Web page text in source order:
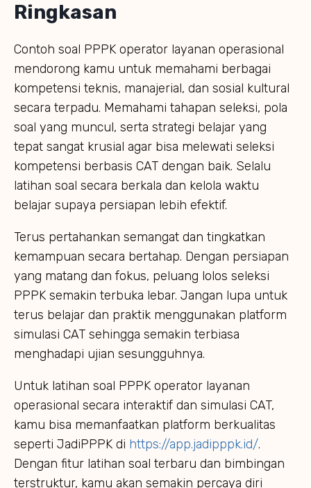
Ringkasan
Contoh soal PPPK operator layanan operasional
mendorong kamu untuk memahami berbagai
kompetensi teknis, manajerial, dan sosial kultural
secara terpadu. Memahami tahapan seleksi, pola
soal yang muncul, serta strategi belajar yang
tepat sangat krusial agar bisa melewati seleksi
kompetensi berbasis CAT dengan baik. Selalu
latihan soal secara berkala dan kelola waktu
belajar supaya persiapan lebih efektif.
Terus pertahankan semangat dan tingkatkan
kemampuan secara bertahap. Dengan persiapan
yang matang dan fokus, peluang lolos seleksi
PPPK semakin terbuka lebar. Jangan lupa untuk
terus belajar dan praktik menggunakan platform
simulasi CAT sehingga semakin terbiasa
menghadapi ujian sesungguhnya.
Untuk latihan soal PPPK operator layanan
operasional secara interaktif dan simulasi CAT,
kamu bisa memanfaatkan platform berkualitas
seperti JadiPPPK di https://app.jadipppk.id/.
Dengan fitur latihan soal terbaru dan bimbingan
terstruktur, kamu akan semakin percaya diri